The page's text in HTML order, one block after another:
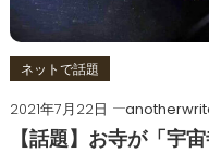
ネットで話題
2021年7月22日
【話題】お寺が「宇